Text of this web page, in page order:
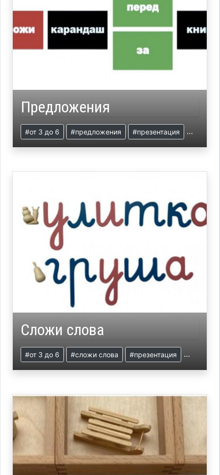
Предложения
#от 3 до 6 #предложения #презентация #язык
Сложи слова
#от 3 до 6 #сложи слова #презентация #язык